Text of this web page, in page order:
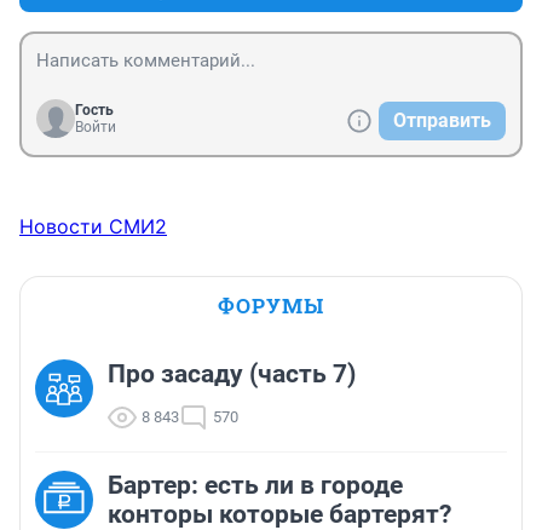
Гость
Войти
Отправить
Новости СМИ2
ФОРУМЫ
Про засаду (часть 7)
8 843 570
Бартер: есть ли в городе
конторы которые бартерят?